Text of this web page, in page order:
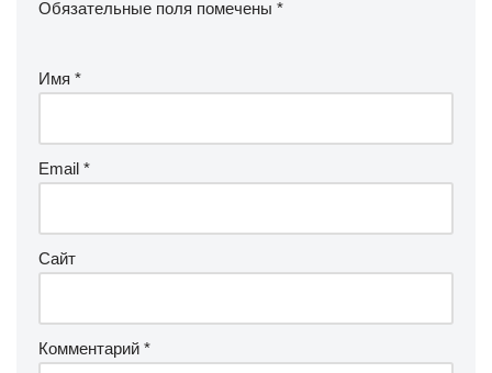
Обязательные поля помечены *
Имя *
Email *
Сайт
Комментарий *